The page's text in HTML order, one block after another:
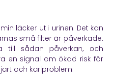
läcker ut i urinen. Det kan
små filter är påverkade.
till sådan påverkan, och
en signal om ökad risk för
och kärlproblem.